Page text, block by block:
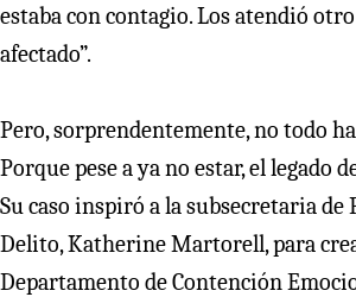
estaba con contagio. Los atendió
afectado”.
Pero, sorprendentemente, no todo
Porque pese a ya no estar, el legado
Su caso inspiró a la subsecretaria de
Delito, Katherine Martorell, para
Departamento de Contención